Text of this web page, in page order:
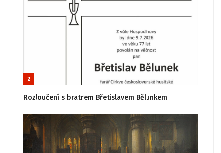
2
Rozloučení s bratrem Břetislavem Bělunkem